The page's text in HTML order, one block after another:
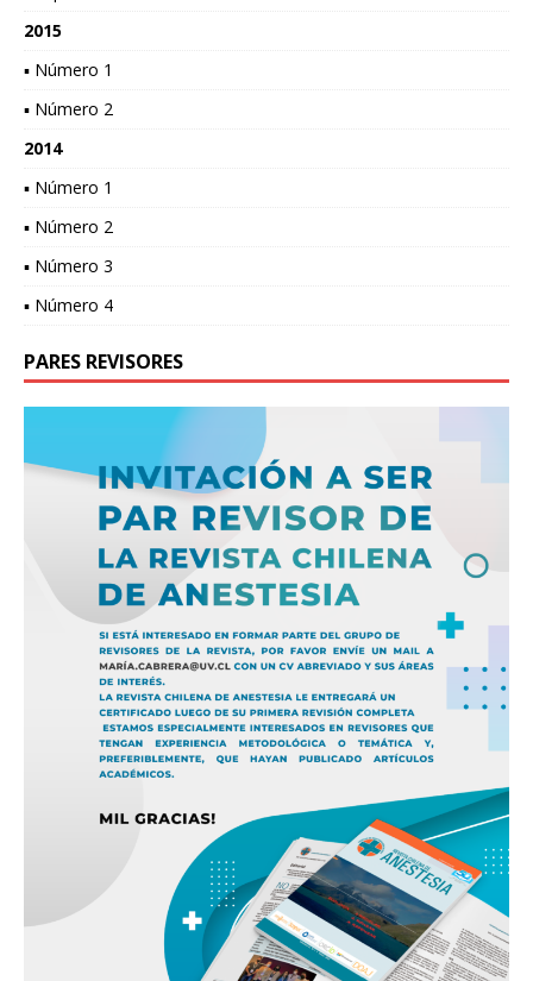
2015
▪ Número 1
▪ Número 2
2014
▪ Número 1
▪ Número 2
▪ Número 3
▪ Número 4
PARES REVISORES